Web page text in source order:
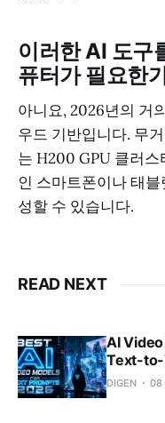
이러한 AI 도구
퓨터가 필요한
아니요, 2026년의 거
우드 기반입니다. 무
는 H200 GPU 클러스
인 스마트폰이나 태
성할 수 있습니다.
READ NEXT
AI
Text-
DIGEN 08